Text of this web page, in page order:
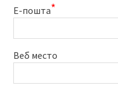
Е-пошта*
Веб место